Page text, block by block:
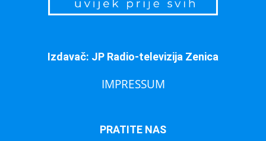
Izdavač: JP Radio-televizija Zenica
IMPRESSUM
PRATITE NAS